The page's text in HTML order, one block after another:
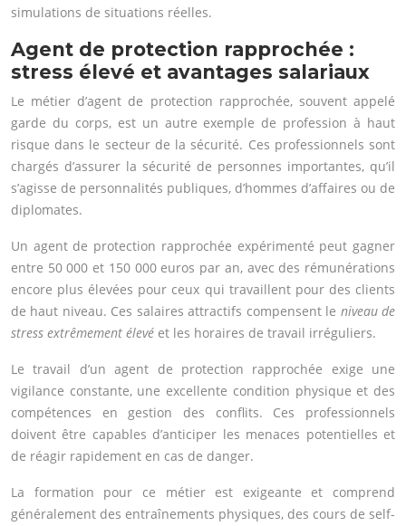
simulations de situations réelles.
Agent de protection rapprochée :
stress élevé et avantages salariaux
Le métier d’agent de protection rapprochée, souvent appelé
garde du corps, est un autre exemple de profession à haut
risque dans le secteur de la sécurité. Ces professionnels sont
chargés d’assurer la sécurité de personnes importantes, qu’il
s’agisse de personnalités publiques, d’hommes d’affaires ou de
diplomates.
Un agent de protection rapprochée expérimenté peut gagner
entre 50 000 et 150 000 euros par an, avec des rémunérations
encore plus élevées pour ceux qui travaillent pour des clients
de haut niveau. Ces salaires attractifs compensent le niveau de
stress extrêmement élevé et les horaires de travail irréguliers.
Le travail d’un agent de protection rapprochée exige une
vigilance constante, une excellente condition physique et des
compétences en gestion des conflits. Ces professionnels
doivent être capables d’anticiper les menaces potentielles et
de réagir rapidement en cas de danger.
La formation pour ce métier est exigeante et comprend
généralement des entraînements physiques, des cours de self-